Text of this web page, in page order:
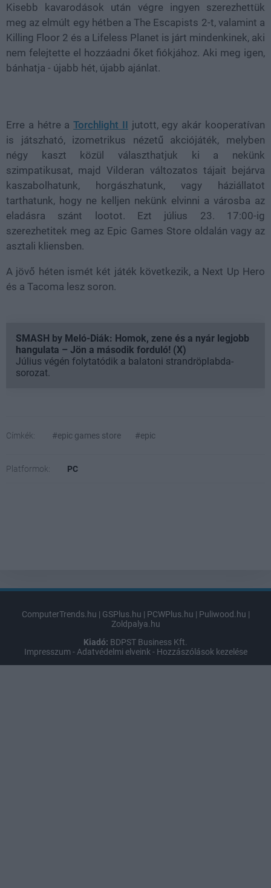
Kisebb kavarodások után végre ingyen szerezhettük
meg az elmúlt egy hétben a The Escapists 2-t, valamint a
Killing Floor 2 és a Lifeless Planet is járt mindenkinek, aki
nem felejtette el hozzáadni őket fiókjához. Aki meg igen,
bánhatja - újabb hét, újabb ajánlat.
Erre a hétre aTorchlight II jutott, egy akár kooperatívan
is játszható, izometrikus nézetű akciójáték, melyben
négy kaszt közül választhatjuk ki a nekünk
szimpatikusat, majd Vilderan változatos tájait bejárva
kaszabolhatunk, horgászhatunk, vagy háziállatot
tarthatunk, hogy ne kelljen nekünk elvinni a városba az
eladásra szánt lootot. Ezt július 23. 17:00-ig
szerezhetitek meg az Epic Games Store oldalán vagy az
asztali kliensben.
A jövő héten ismét két játék következik, a Next Up Hero
és a Tacoma lesz soron.
SMASH by Meló-Diák: Homok, zene és a nyár legjobb
hangulata – Jön a második forduló! (X)
Július végén folytatódik a balatoni strandröplabda-
sorozat.
Címkék: #epic games store #epic
Platformok: PC
ComputerTrends.hu | GSPlus.hu | PCWPlus.hu | Puliwood.hu |
Zoldpalya.hu
Kiadó: BDPST Business Kft.
Impresszum - Adatvédelmi elveink - Hozzászólások kezelése